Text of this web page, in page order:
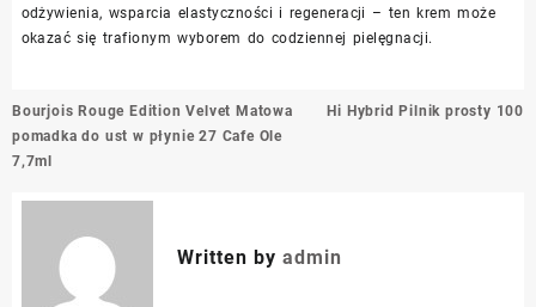
odżywienia, wsparcia elastyczności i regeneracji – ten krem może
okazać się trafionym wyborem do codziennej pielęgnacji.
Nawigacja
wpisu
Bourjois Rouge Edition Velvet Matowa
pomadka do ust w płynie 27 Cafe Ole
7,7ml
Hi Hybrid Pilnik prosty 100
Written by admin